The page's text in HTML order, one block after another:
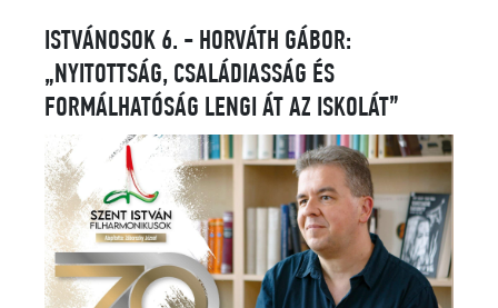
ISTVÁNOSOK 6. - HORVÁTH GÁBOR:
„NYITOTTSÁG, CSALÁDIASSÁG ÉS
FORMÁLHATÓSÁG LENGI ÁT AZ ISKOLÁT”